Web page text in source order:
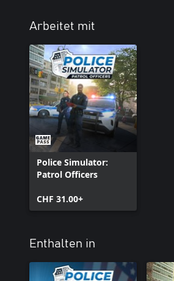
Arbeitet mit
Police Simulator:
Patrol Officers
CHF 31.00+
Enthalten in